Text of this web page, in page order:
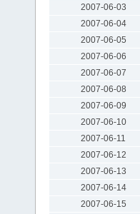
2007-06-03
2007-06-04
2007-06-05
2007-06-06
2007-06-07
2007-06-08
2007-06-09
2007-06-10
2007-06-11
2007-06-12
2007-06-13
2007-06-14
2007-06-15